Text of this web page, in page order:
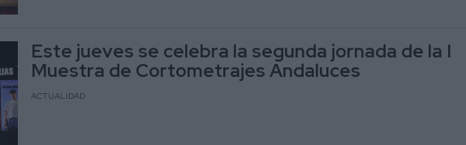
Este jueves se celebra la segunda jornada de la I
Muestra de Cortometrajes Andaluces
ACTUALIDAD